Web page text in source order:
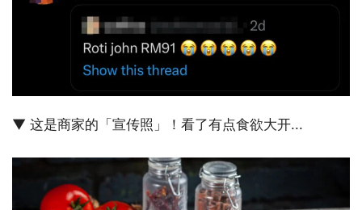
▼ 这是商家的「宣传照」！看了有点食欲大开...